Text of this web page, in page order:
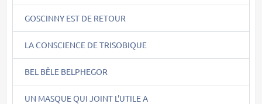
GOSCINNY EST DE RETOUR
LA CONSCIENCE DE TRISOBIQUE
BEL BÊLE BELPHEGOR
UN MASQUE QUI JOINT L'UTILE A